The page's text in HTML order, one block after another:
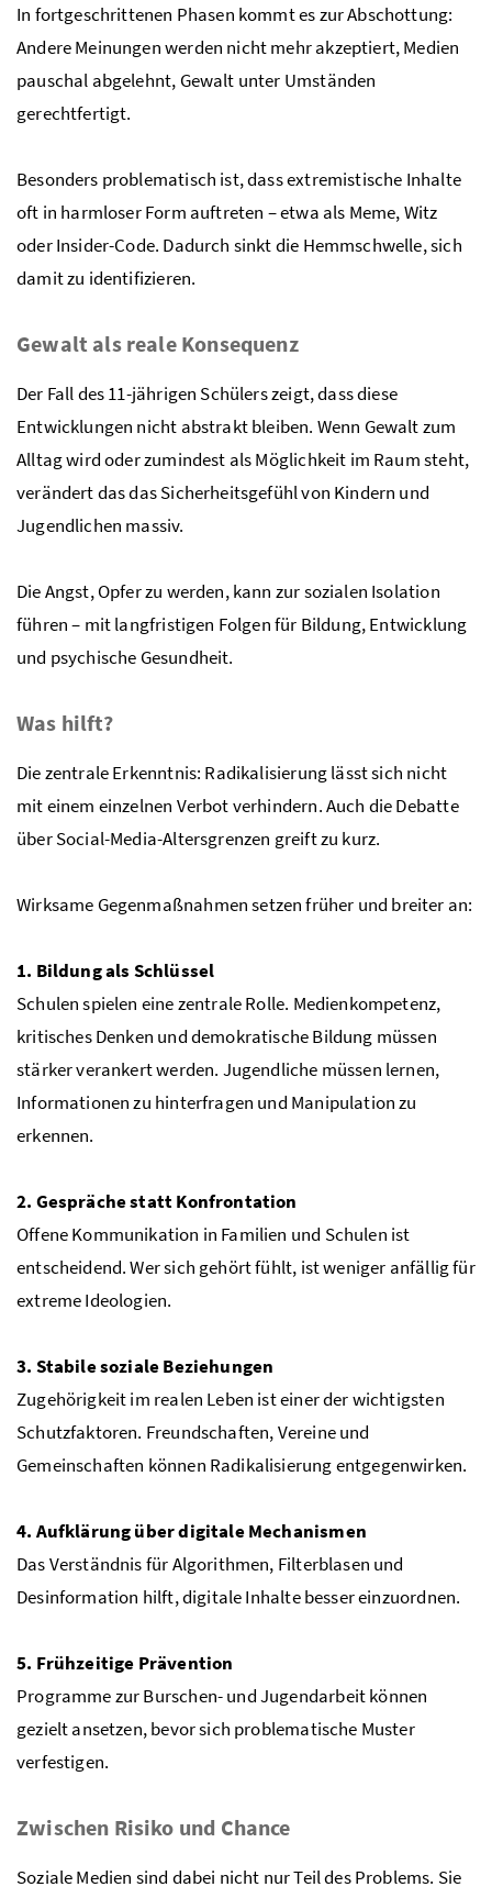
In fortgeschrittenen Phasen kommt es zur Abschottung:
Andere Meinungen werden nicht mehr akzeptiert, Medien
pauschal abgelehnt, Gewalt unter Umständen
gerechtfertigt.
Besonders problematisch ist, dass extremistische Inhalte
oft in harmloser Form auftreten – etwa als Meme, Witz
oder Insider-Code. Dadurch sinkt die Hemmschwelle, sich
damit zu identifizieren.
Gewalt als reale Konsequenz
Der Fall des 11-jährigen Schülers zeigt, dass diese
Entwicklungen nicht abstrakt bleiben. Wenn Gewalt zum
Alltag wird oder zumindest als Möglichkeit im Raum steht,
verändert das das Sicherheitsgefühl von Kindern und
Jugendlichen massiv.
Die Angst, Opfer zu werden, kann zur sozialen Isolation
führen – mit langfristigen Folgen für Bildung, Entwicklung
und psychische Gesundheit.
Was hilft?
Die zentrale Erkenntnis: Radikalisierung lässt sich nicht
mit einem einzelnen Verbot verhindern. Auch die Debatte
über Social-Media-Altersgrenzen greift zu kurz.
Wirksame Gegenmaßnahmen setzen früher und breiter an:
1. Bildung als Schlüssel
Schulen spielen eine zentrale Rolle. Medienkompetenz,
kritisches Denken und demokratische Bildung müssen
stärker verankert werden. Jugendliche müssen lernen,
Informationen zu hinterfragen und Manipulation zu
erkennen.
2. Gespräche statt Konfrontation
Offene Kommunikation in Familien und Schulen ist
entscheidend. Wer sich gehört fühlt, ist weniger anfällig für
extreme Ideologien.
3. Stabile soziale Beziehungen
Zugehörigkeit im realen Leben ist einer der wichtigsten
Schutzfaktoren. Freundschaften, Vereine und
Gemeinschaften können Radikalisierung entgegenwirken.
4. Aufklärung über digitale Mechanismen
Das Verständnis für Algorithmen, Filterblasen und
Desinformation hilft, digitale Inhalte besser einzuordnen.
5. Frühzeitige Prävention
Programme zur Burschen- und Jugendarbeit können
gezielt ansetzen, bevor sich problematische Muster
verfestigen.
Zwischen Risiko und Chance
Soziale Medien sind dabei nicht nur Teil des Problems. Sie